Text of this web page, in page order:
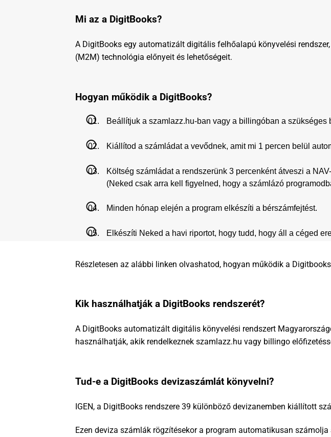
Mi az a DigitBooks?
A DigitBooks egy automatizált digitális felhőalapú könyvelési
(M2M) technológia előnyeit és lehetőségeit.
Hogyan működik a DigitBooks?
Beállítjuk a szamlazz.hu-ban vagy a billingóban a szükséges
Kiállítod a számládat a vevődnek, amit mi 1 percen belül
Költség számládat a rendszerünk 3 percenként átveszi a
(Neked csak arra kell figyelned, hogy a számlázó
Minden hónap elején a program elkészíti a bérszámfejtést.
Elkészíti Neked a havi riportot, hogy tudd, hogy áll a céged
Részletesen az alábbi linken olvashatod, hogyan működik a
Kik használhatják a DigitBooks rendszerét?
A DigitBooks automatizált digitális könyvelési rendszert
használhatják, akik rendelkeznek szamlazz.hu vagy billingo
Tud-e a DigitBooks devizaszámlát könyvelni?
IGEN, a DigitBooks rendszere 39 különböző devizanemben kiállított
Ezen deviza számlák rögzítésekor a program automatikusan